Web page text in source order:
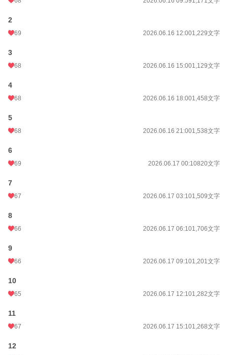
2
69 2026.06.16 12:001,229文字
3
68 2026.06.16 15:001,129文字
4
68 2026.06.16 18:001,458文字
5
68 2026.06.16 21:001,538文字
6
69 2026.06.17 00:10820文字
7
67 2026.06.17 03:101,509文字
8
66 2026.06.17 06:101,706文字
9
66 2026.06.17 09:101,201文字
10
65 2026.06.17 12:101,282文字
11
67 2026.06.17 15:101,268文字
12